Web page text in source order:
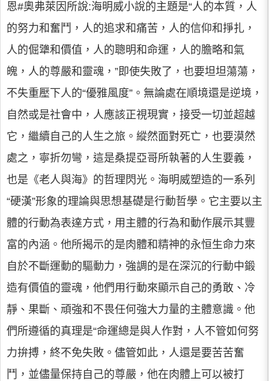
恩#奧弗萊因所說:海明威小說的主題是“人的本質，人
的努力和奮鬥，人的追求和痛苦，人的信仰和掙扎，
人的倔犟和價值，人的聰明和命運，人的膽略和氣
魄，人的尊嚴和靈魂，”即使失敗了，也要坦坦蕩蕩，
不失重壓下人的“優雅風度”。無論處在順境還是逆境，
自然或是社會中，人應該正視現實，接受一切並超越
它，繼續自己的人生之旅。縱然面對死亡，也要漠然
處之，寧折勿彎，這是桑提亞哥所執著的人生要義，
也是《老人與海》的哲理閃光。海明威塑造的一系列
“硬漢”形象的理論與思想基礎是行動哲學。它主要以主
體的行動為表達方式，用主體的行為和動作展示其豐
富的內涵。他所揭示的是肉體和精神的永恒生命力來
自於不斷運動的驅動力，強調的是在深沉的行動中鍛
造有價值的靈魂，他們用行動來顯示自己的勇敢、冷
靜、果斷、頑強和不畏任何強大力量的主體意識。他
們所遵循的真理是“命運總是與人作對，人不管如何努
力拚搏，終不免失敗。儘管如此，人還是要苦苦奮
鬥，並儘量保持自己的尊嚴，他在肉體上可以被打